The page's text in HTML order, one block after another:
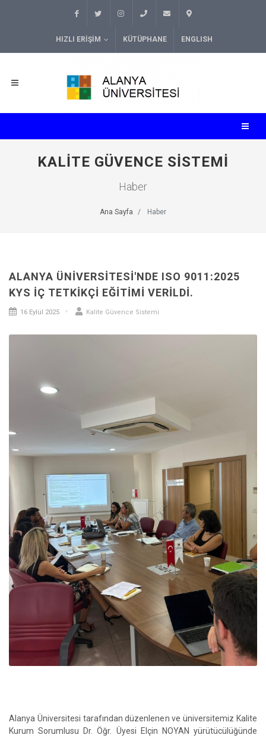
HIZLI ERIŞIM KÜTÜPHANE ENGLISH
KALITE GÜVENCE SISTEMI
Haber
Ana Sayfa Haber
ALANYA ÜNIVERSITESI'NDE ISO 9011:2025
KYS İÇ TETKIKÇI EĞITIMI VERILDI.
16 Eylül 2025 Kalite Güvence Sistemi
Alanya Üniversitesi tarafından düzenlenen ve üniversitemiz Kalite
Kurum Sorumlusu Dr. Öğr. Üyesi Elçin NOYAN yürütücülüğünde